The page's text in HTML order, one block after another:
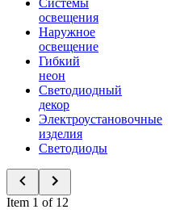
Системы
освещения
Наружное
освещение
Гибкий
неон
Светодиодный
декор
Электроустановочные
изделия
Светодиоды
Item 1 of 12